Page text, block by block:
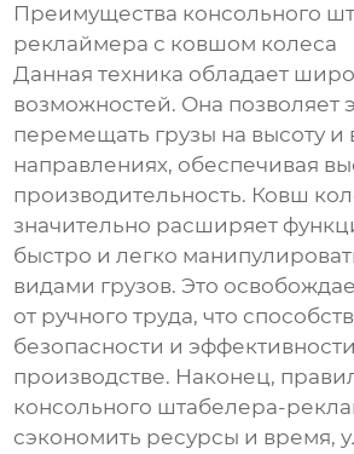
Преимущества консольного
реклаймера с ковшом колеса
Данная техника обладает
возможностей. Она позволяет
перемещать грузы на высоту и
направлениях, обеспечивая
производительность. Ковш
значительно расширяет
быстро и легко
видами грузов. Это
от ручного труда, что
безопасности и
производстве. Наконец,
консольного штабелера-
сэкономить ресурсы и время,